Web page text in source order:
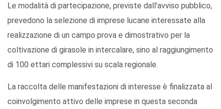
Le modalità di partecipazione, previste dall’avviso pubblico,
prevedono la selezione di imprese lucane interessate alla
realizzazione di un campo prova e dimostrativo per la
coltivazione di girasole in intercalare, sino al raggiungimento
di 100 ettari complessivi su scala regionale.
La raccolta delle manifestazioni di interesse è finalizzata al
coinvolgimento attivo delle imprese in questa seconda